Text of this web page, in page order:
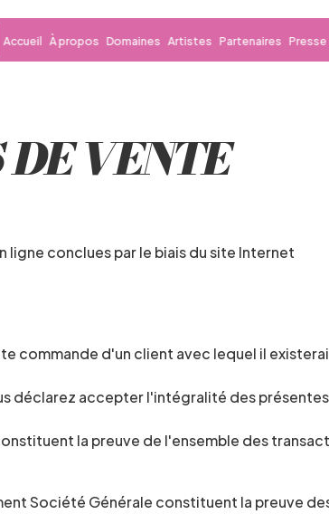
Accueil À propos Domaines Artistes Partenaires Presse
VENTE
commande d'un client avec lequel il
déclarez accepter l'intégralité des présentes
la preuve de l'ensemble des
Société Générale constituent la preuve